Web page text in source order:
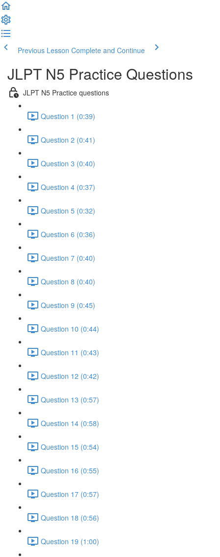
Previous Lesson Complete and Continue
JLPT N5 Practice Questions
JLPT N5 Practice questions
Question 1 (0:39)
Question 2 (0:41)
Question 3 (0:40)
Question 4 (0:37)
Question 5 (0:32)
Question 6 (0:36)
Question 7 (0:40)
Question 8 (0:40)
Question 9 (0:45)
Question 10 (0:44)
Question 11 (0:43)
Question 12 (0:42)
Question 13 (0:57)
Question 14 (0:58)
Question 15 (0:54)
Question 16 (0:55)
Question 17 (0:57)
Question 18 (0:56)
Question 19 (1:00)